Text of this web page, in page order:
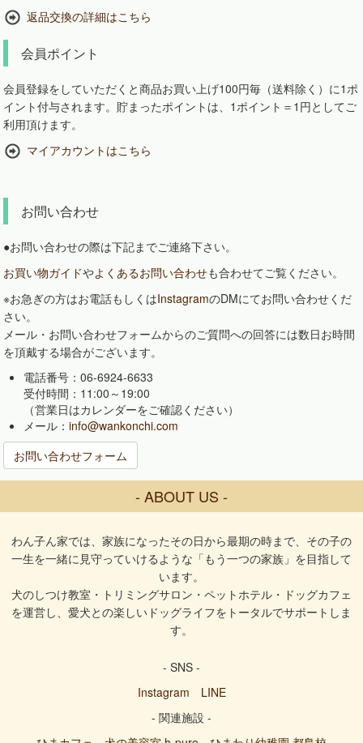
返品交換の詳細はこちら
会員ポイント
会員登録をしていただくと商品お買い上げ100円毎（送料除く）に1ポ
イント付与されます。貯まったポイントは、1ポイント＝1円としてご
利用頂けます。
マイアカウントはこちら
お問い合わせ
●お問い合わせの際は下記までご連絡下さい。
お買い物ガイドやよくあるお問い合わせも合わせてご覧ください。
※お急ぎの方はお電話もしくはInstagramのDMにてお問い合わせくだ
さい。
メール・お問い合わせフォームからのご質問への回答には数日お時間
を頂戴する場合がございます。
電話番号：06-6924-6633
受付時間：11:00～19:00
（営業日はカレンダーをご確認ください）
メール：info@wankonchi.com
お問い合わせフォーム
- ABOUT US -
わん子ん家では、家族になったその日から最期の時まで、その子の
一生を一緒に見守っていけるような「もう一つの家族」を目指して
います。
犬のしつけ教室・トリミングサロン・ペットホテル・ドッグカフェ
を運営し、愛犬との楽しいドッグライフをトータルでサポートしま
す。
- SNS -
Instagram
LINE
- 関連施設 -